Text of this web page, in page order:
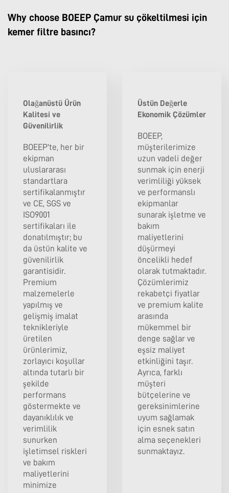
Why choose BOEEP Çamur su çökeltilmesi için
kemer filtre basıncı?
Olağanüstü Ürün
Kalitesi ve
Güvenilirlik
BOEEP'te, her bir
ekipman
uluslararası
standartlara
sertifikalanmıştır
ve CE, SGS ve
ISO9001
sertifikaları ile
donatılmıştır; bu
da üstün kalite ve
güvenilirlik
garantisidir.
Premium
malzemelerle
yapılmış ve
gelişmiş imalat
teknikleriyle
üretilen
ürünlerimiz,
zorlayıcı koşullar
altında tutarlı bir
şekilde
performans
göstermekte ve
dayanıklılık ve
verimlilik
sunurken
işletimsel riskleri
ve bakım
maliyetlerini
minimize
Üstün Değerle
Ekonomik Çözümler
BOEEP,
müşterilerimize
uzun vadeli değer
sunmak için enerji
verimliliği yüksek
ve performanslı
ekipmanlar
sunarak işletme ve
bakım
maliyetlerini
düşürmeyi
öncelikli hedef
olarak tutmaktadır.
Çözümlerimiz
rekabetçi fiyatlar
ve premium kalite
arasında
mükemmel bir
denge sağlar ve
eşsiz maliyet
etkinliğini taşır.
Ayrıca, farklı
müşteri
bütçelerine ve
gereksinimlerine
uyum sağlamak
için esnek satın
alma seçenekleri
sunmaktayız.